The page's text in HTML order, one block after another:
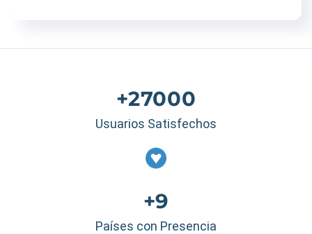
+27000
Usuarios Satisfechos
+9
Países con Presencia